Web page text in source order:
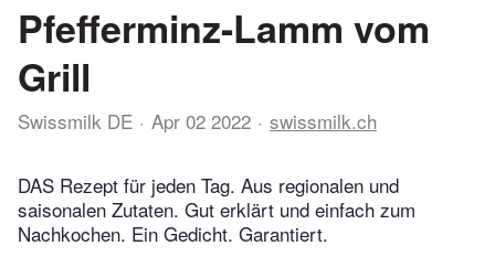
Pfefferminz-Lamm vom
Grill
Swissmilk DE Apr 02 2022 swissmilk.ch
DAS Rezept für jeden Tag. Aus regionalen und
saisonalen Zutaten. Gut erklärt und einfach zum
Nachkochen. Ein Gedicht. Garantiert.